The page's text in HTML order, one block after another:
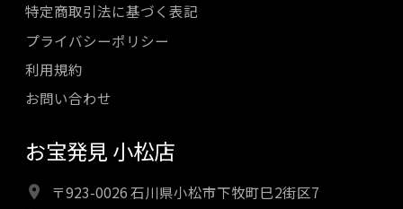
特定商取引法に基づく表記
プライバシーポリシー
利用規約
お問い合わせ
お宝発見 小松店
〒923-0026 石川県小松市下牧町巳2街区7